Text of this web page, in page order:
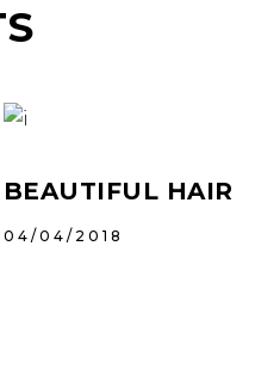
BEAUTIFUL HAIR
04/04/2018